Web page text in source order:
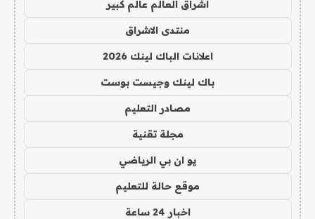
اشراق العالم عالم كبير
منتدى الاشراق
اعلانات الباك لينك 2026
باك لينك وجيست بوست
مصادر التعليم
مجلة تقنية
يو ان بي الرياضي
موقع حالة للتعليم
اخبار 24 ساعة